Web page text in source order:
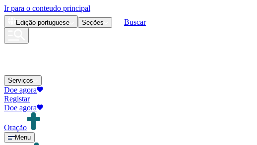
Ir para o conteudo principal
Edição portuguese Seções Buscar
Serviços
Doe agora
Registar
Doe agora
Oração
Menu